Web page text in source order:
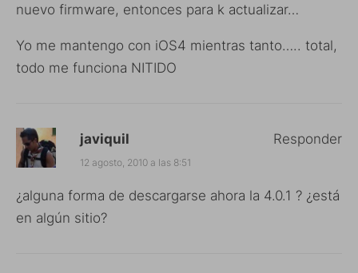
nuevo firmware, entonces para k actualizar…
Yo me mantengo con iOS4 mientras tanto….. total,
todo me funciona NITIDO
javiquil
12 agosto, 2010 a las 8:51
¿alguna forma de descargarse ahora la 4.0.1 ? ¿está
en algún sitio?
Responder